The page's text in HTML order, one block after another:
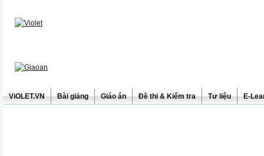
ViOLET.VN Bài giảng Giáo án Đề thi & Kiểm tra Tư liệu E-